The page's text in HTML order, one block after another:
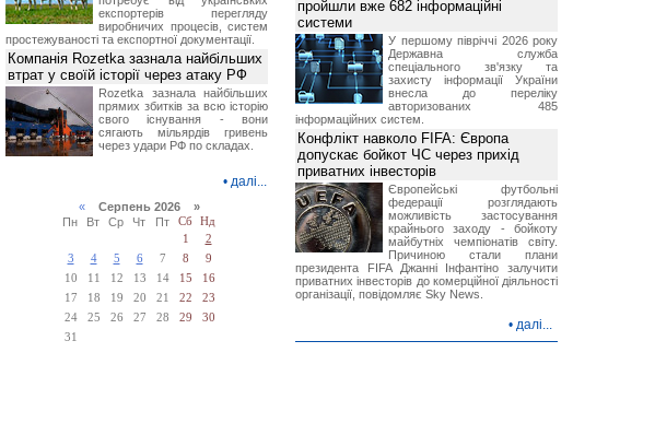
експортерів перегляду
виробничих процесів, систем
простежуваності та експортної документації.
Компанія Rozetka зазнала найбільших
втрат у своїй історії через атаку РФ
Rozetka зазнала найбільших
прямих збитків за всю історію
свого існування - вони
сягають мільярдів гривень
через удари РФ по складах.
• далі...
«Серпень 2026 »
Пн
Вт Ср Чт Пт Сб
Нд
1
2
3
4 5 6 7 8
9
10
11 12 13 14 15
16
17
18 19 20 21 22
23
24
25 26 27 28 29
30
31
пройшли вже 682 інформаційні
системи
У першому півріччі 2026 року
Державна служба
спеціального зв'язку та
захисту інформації України
внесла до переліку
авторизованих 485
інформаційних систем.
Конфлікт навколо FIFA: Європа
допускає бойкот ЧС через прихід
приватних інвесторів
Європейські футбольні
федерації розглядають
можливість застосування
крайнього заходу - бойкоту
майбутніх чемпіонатів світу.
Причиною стали плани
президента FIFA Джанні Інфантіно залучити
приватних інвесторів до комерційної діяльності
організації, повідомляє Sky News.
• далі...